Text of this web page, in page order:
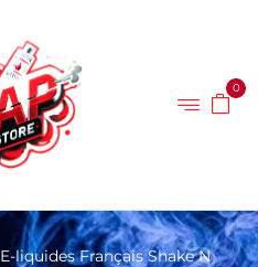
0
E-liquides Français Shake N